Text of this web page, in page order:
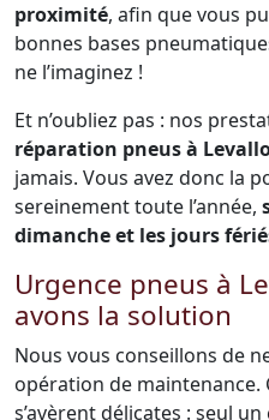
proximité, afin que vous
bonnes bases
ne l’imaginez !
Et n’oubliez pas : nos
réparation pneus à
jamais. Vous avez donc la
sereinement toute l’année,
dimanche et les jours
Urgence pneus à
avons la solution
Nous vous conseillons de
opération de
s’avèrent délicates : seul